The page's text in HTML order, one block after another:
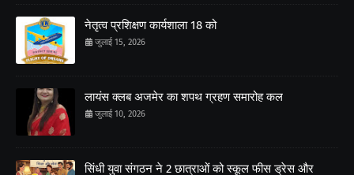
नेतृत्व प्रशिक्षण कार्यशाला 18 को
जुलाई 15, 2026
लायंस क्लब अजमेर का शपथ ग्रहण समारोह कल
जुलाई 10, 2026
सिंधी युवा संगठन ने 2 छात्राओं को स्कूल फीस ड्रेस और